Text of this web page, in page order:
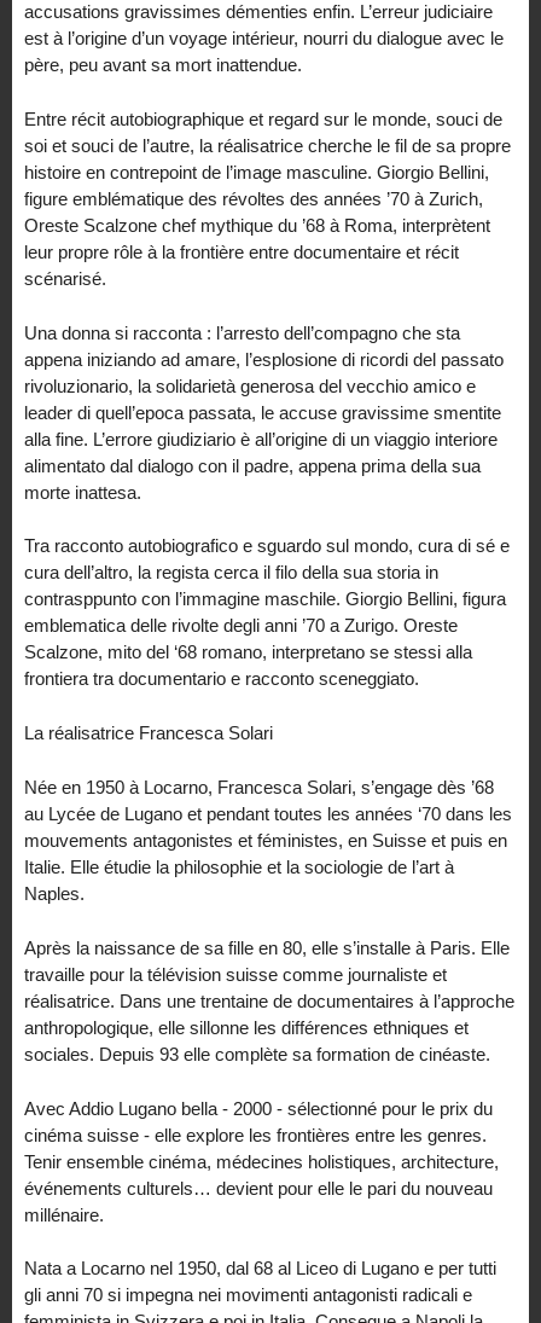
accusations gravissimes démenties enfin. L’erreur judiciaire
est à l’origine d’un voyage intérieur, nourri du dialogue avec le
père, peu avant sa mort inattendue.
Entre récit autobiographique et regard sur le monde, souci de
soi et souci de l’autre, la réalisatrice cherche le fil de sa propre
histoire en contrepoint de l’image masculine. Giorgio Bellini,
figure emblématique des révoltes des années ’70 à Zurich,
Oreste Scalzone chef mythique du ’68 à Roma, interprètent
leur propre rôle à la frontière entre documentaire et récit
scénarisé.
Una donna si racconta : l’arresto dell’compagno che sta
appena iniziando ad amare, l’esplosione di ricordi del passato
rivoluzionario, la solidarietà generosa del vecchio amico e
leader di quell’epoca passata, le accuse gravissime smentite
alla fine. L’errore giudiziario è all’origine di un viaggio interiore
alimentato dal dialogo con il padre, appena prima della sua
morte inattesa.
Tra racconto autobiografico e sguardo sul mondo, cura di sé e
cura dell’altro, la regista cerca il filo della sua storia in
contrasppunto con l’immagine maschile. Giorgio Bellini, figura
emblematica delle rivolte degli anni ’70 a Zurigo. Oreste
Scalzone, mito del ‘68 romano, interpretano se stessi alla
frontiera tra documentario e racconto sceneggiato.
La réalisatrice Francesca Solari
Née en 1950 à Locarno, Francesca Solari, s’engage dès ’68
au Lycée de Lugano et pendant toutes les années ‘70 dans les
mouvements antagonistes et féministes, en Suisse et puis en
Italie. Elle étudie la philosophie et la sociologie de l’art à
Naples.
Après la naissance de sa fille en 80, elle s’installe à Paris. Elle
travaille pour la télévision suisse comme journaliste et
réalisatrice. Dans une trentaine de documentaires à l’approche
anthropologique, elle sillonne les différences ethniques et
sociales. Depuis 93 elle complète sa formation de cinéaste.
Avec Addio Lugano bella - 2000 - sélectionné pour le prix du
cinéma suisse - elle explore les frontières entre les genres.
Tenir ensemble cinéma, médecines holistiques, architecture,
événements culturels… devient pour elle le pari du nouveau
millénaire.
Nata a Locarno nel 1950, dal 68 al Liceo di Lugano e per tutti
gli anni 70 si impegna nei movimenti antagonisti radicali e